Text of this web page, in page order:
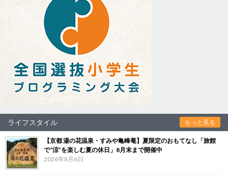
ライフスタイル もっと見る
【京都 湯の花温泉・すみや亀峰菴】夏限定のおもてなし「旅館
で“涼”を楽しむ夏の休日」8月末まで開催中
2026年8月6日